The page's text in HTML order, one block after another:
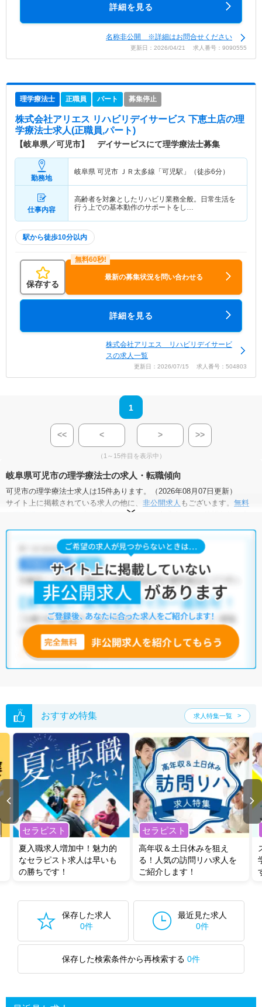
詳細を見る
名称非公開 ※詳細はお問合せください
更新日：2026/04/21 求人番号：9090555
理学療法士 正職員 パート 募集停止
株式会社アリエス リハビリデイサービス 下恵土店の理
学療法士求人(正職員,パート)
【岐阜県／可児市】 デイサービスにて理学療法士募集
勤務地
岐阜県 可児市 ＪＲ太多線「可児駅」（徒歩6分）
仕事内容
高齢者を対象としたリハビリ業務全般。日常生活を
行う上での基本動作のサポートをし…
駅から徒歩10分以内
保存する
最新の募集状況を問い合わせる
詳細を見る
株式会社アリエス リハビリデイサービ
スの求人一覧
更新日：2026/07/15 求人番号：504803
1
<< < > >>
（1～15件目を表示中）
岐阜県可児市の理学療法士の求人・転職傾向
可児市の理学療法士求人は15件あります。（2026年08月07日更新）
サイト上に掲載されている求人の他に、 非公開求人 もございます。 無料
にお申し込みいただくと、全求人からご希望条件に合
可児市の理学療法士求人では以下のような条件が人気です。
積極採用中・残業少なめ 託児所・育児補助あり
員)・クリニック・介護福祉施設・訪問リハビリ(在宅医療)
他の条件でも人気の求人がございますので、「こだわり条件」から検索
いただくか、お気軽にお問い合わせください。
全国の理学療法士求人から検索いただくことも可能です。
無料転職支援サービス
にお申し込みいただくと、ご希望条件をヒアリン
グした上で求人をご提案いたします。
ご希望条件がまだ定まっていない方は人気の希望条件をピックアップし
おすすめ特集 求人特集一覧
セラピスト
夏入職求人増加中！魅力的
なセラピスト求人は早いも
の勝ちです！
セラピスト
高年収＆土日休みを狙え
る！人気の訪問リハ求人を
ご紹介します！
保存した求人
0件
最近見た求人
0件
保存した検索条件から再検索する 0件